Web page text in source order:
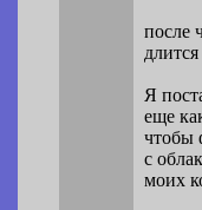
после
Я
еще
чтобы
с
моих